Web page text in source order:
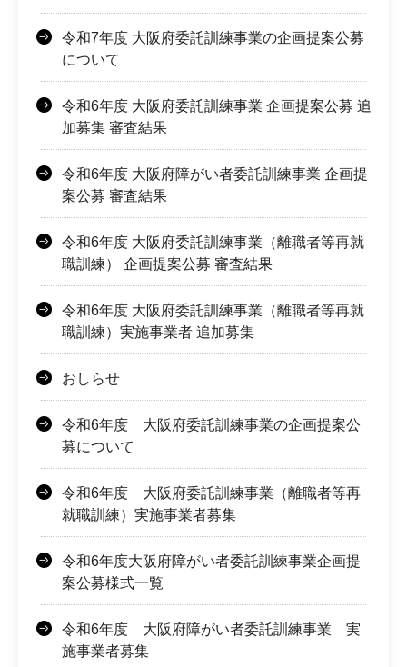
令和7年度 大阪府委託訓練事業の企画提案公募
について
令和6年度 大阪府委託訓練事業 企画提案公募 追
加募集 審査結果
令和6年度 大阪府障がい者委託訓練事業 企画提
案公募 審査結果
令和6年度 大阪府委託訓練事業（離職者等再就
職訓練） 企画提案公募 審査結果
令和6年度 大阪府委託訓練事業（離職者等再就
職訓練）実施事業者 追加募集
おしらせ
令和6年度 大阪府委託訓練事業の企画提案公
募について
令和6年度 大阪府委託訓練事業（離職者等再
就職訓練）実施事業者募集
令和6年度大阪府障がい者委託訓練事業企画提
案公募様式一覧
令和6年度 大阪府障がい者委託訓練事業 実
施事業者募集